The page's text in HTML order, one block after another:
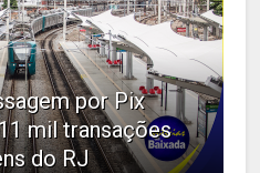
por Pix
mil transações
do RJ